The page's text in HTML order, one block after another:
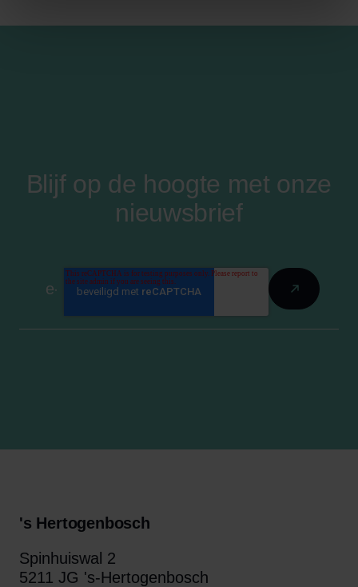
Blijf op de hoogte met onze
nieuwsbrief
's Hertogenbosch
Spinhuiswal 2
5211 JG 's-Hertogenbosch